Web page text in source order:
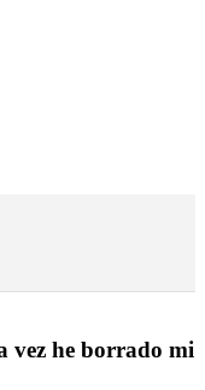
vez he borrado mi